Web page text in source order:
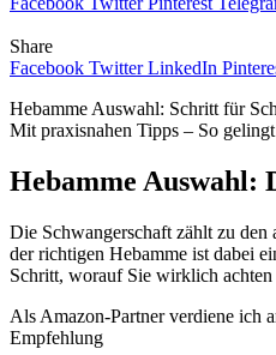
Share
Facebook Twitter LinkedIn
Hebamme Auswahl: Schritt für
Mit praxisnahen Tipps – So
Hebamme Auswahl:
Die Schwangerschaft zählt zu
der richtigen Hebamme ist dabei
Schritt, worauf Sie wirklich
Als Amazon-Partner verdiene ich
Empfehlung